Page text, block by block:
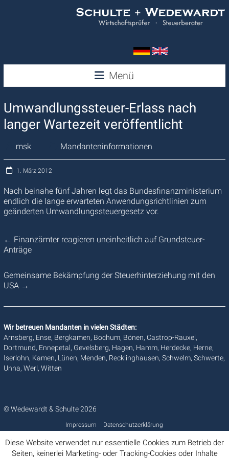
Wedewardt
&
Schulte
Menü
Umwandlungssteuer-Erlass nach
langer Wartezeit veröffentlicht
msk Mandanteninformationen
1. März 2012
Nach beinahe fünf Jahren legt das Bundesfinanzministerium
endlich die lange erwarteten Anwendungsrichtlinien zum
geänderten Umwandlungssteuergesetz vor.
← Finanzämter reagieren uneinheitlich auf Grundsteuer-
Anträge
Gemeinsame Bekämpfung der Steuerhinterziehung mit den
USA →
Wir betreuen Mandanten in vielen Städten:
Arnsberg, Ense, Bergkamen, Bochum, Bönen, Castrop-Rauxel,
Dortmund, Ennepetal, Gevelsberg, Hagen, Hamm, Herdecke, Herne,
Iserlohn, Kamen, Lünen, Menden, Recklinghausen, Schwelm, Schwerte,
Unna, Werl, Witten
© Wedewardt & Schulte 2026
Impressum Datenschutzerklärung
Diese Website verwendet nur essentielle Cookies zum Betrieb der
Seiten, keinerlei Marketing- oder Tracking-Cookies oder Inhalte